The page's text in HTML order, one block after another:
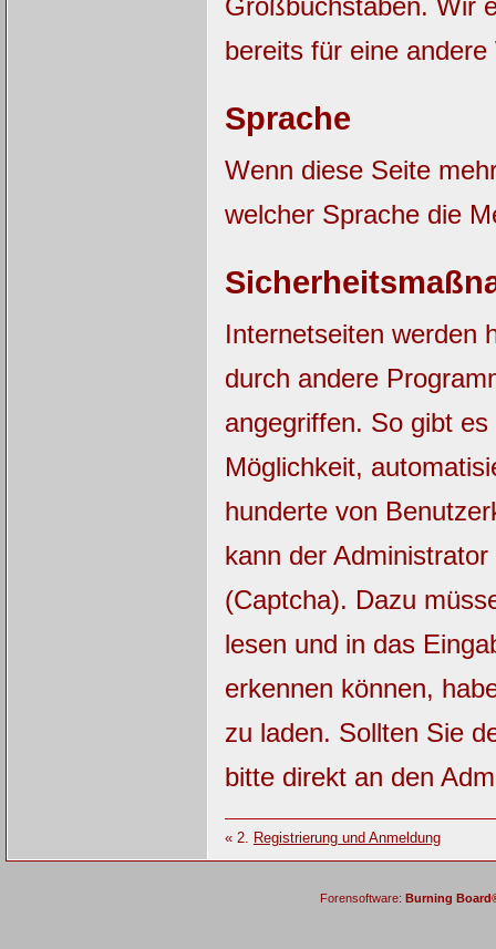
Großbuchstaben. Wir
bereits für eine
Sprache
Wenn diese Seite
welcher Sprache die
Internetseiten werden
durch andere
angegriffen. So gibt es
Möglichkeit,
hunderte von
kann der
(Captcha). Dazu
lesen und in das
erkennen können,
zu laden. Sollten Sie
bitte direkt an den
« 2. Registrierung und Anmeldung
Forensoftware: Burning